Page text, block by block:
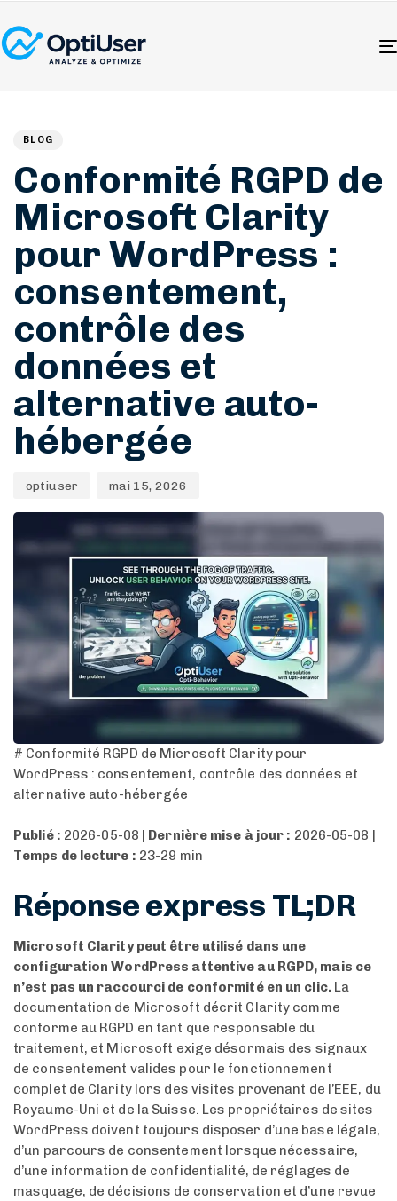
BLOG
Conformité RGPD de
Microsoft Clarity
pour WordPress :
consentement,
contrôle des
données et
alternative auto-
hébergée
optiuser mai 15, 2026
# Conformité RGPD de Microsoft Clarity pour
WordPress : consentement, contrôle des données et
alternative auto-hébergée
Publié : 2026-05-08 | Dernière mise à jour : 2026-05-08 |
Temps de lecture : 23-29 min
Réponse express TL;DR
Microsoft Clarity peut être utilisé dans une
configuration WordPress attentive au RGPD, mais ce
n’est pas un raccourci de conformité en un clic.La
documentation de Microsoft décrit Clarity comme
conforme au RGPD en tant que responsable du
traitement, et Microsoft exige désormais des signaux
de consentement valides pour le fonctionnement
complet de Clarity lors des visites provenant de l’EEE, du
Royaume-Uni et de la Suisse. Les propriétaires de sites
WordPress doivent toujours disposer d’une base légale,
d’un parcours de consentement lorsque nécessaire,
d’une information de confidentialité, de réglages de
masquage, de décisions de conservation et d’une revue